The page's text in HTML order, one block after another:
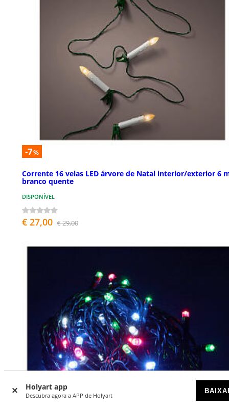
Holyart app
Descubra agora a APP de Holyart
-7%
Corrente 16 velas LED árvore de Natal interior/exterior 6
branco quente
DISPONÍVEL
€ 27,00 € 29,00